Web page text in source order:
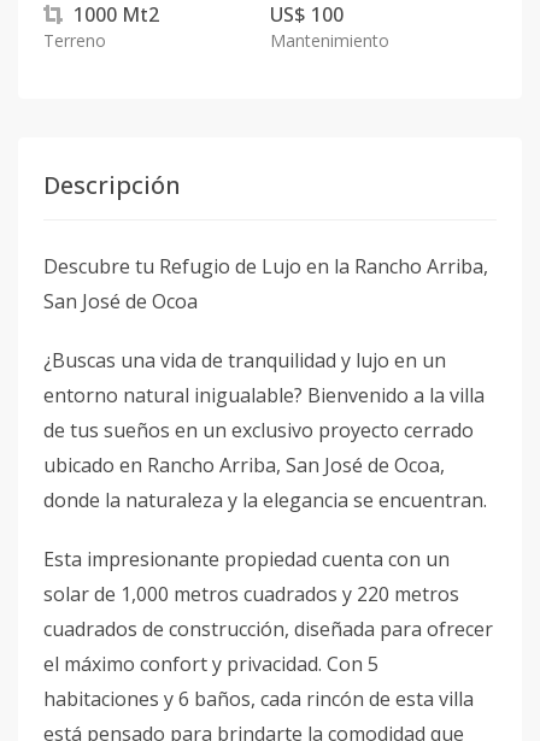
1000 Mt2
Terreno
US$ 100
Mantenimiento
Descripción
Descubre tu Refugio de Lujo en la Rancho Arriba,
San José de Ocoa
¿Buscas una vida de tranquilidad y lujo en un
entorno natural inigualable? Bienvenido a la villa
de tus sueños en un exclusivo proyecto cerrado
ubicado en Rancho Arriba, San José de Ocoa,
donde la naturaleza y la elegancia se encuentran.
Esta impresionante propiedad cuenta con un
solar de 1,000 metros cuadrados y 220 metros
cuadrados de construcción, diseñada para ofrecer
el máximo confort y privacidad. Con 5
habitaciones y 6 baños, cada rincón de esta villa
está pensado para brindarte la comodidad que